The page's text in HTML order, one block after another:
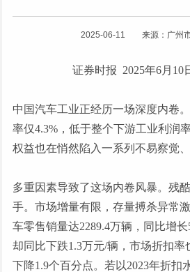
2025-06-11 来源：广州市
证券时报 2025年6月10
中国汽车工业正经历一场深度内卷。
率仅4.3%，低于整个下游工业利润
权益也在悄然陷入一系列不易察觉
多重因素导致了这场内卷风暴。残
手。市场增量有限，存量搏杀异常激
车零售销量达2289.4万辆，同比增
却同比下跌1.3万元/辆，市场折扣率
下降1.9个百分点。若以2023年折扣